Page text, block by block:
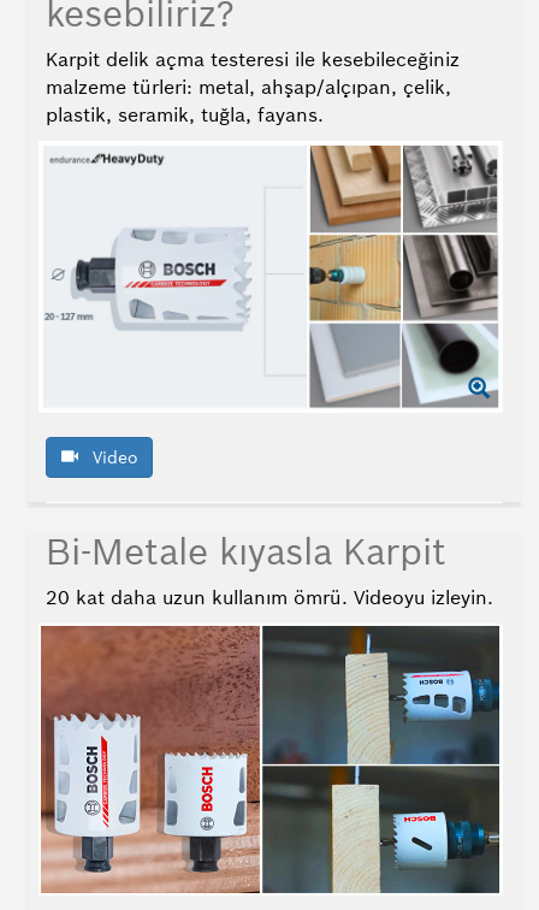
kesebiliriz?
Karpit delik açma testeresi ile kesebileceğiniz
malzeme türleri: metal, ahşap/alçıpan, çelik,
plastik, seramik, tuğla, fayans.
Video
Bi-Metale kıyasla Karpit
20 kat daha uzun kullanım ömrü. Videoyu izleyin.